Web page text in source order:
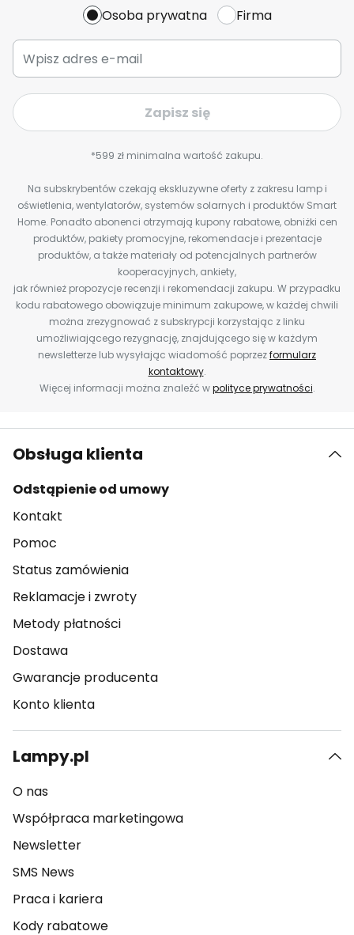
Osoba prywatna Firma
Zapisz się
*599 zł minimalna wartość zakupu.
Na subskrybentów czekają ekskluzywne oferty z zakresu lamp i
oświetlenia, wentylatorów, systemów solarnych i produktów Smart
Home. Ponadto abonenci otrzymają kupony rabatowe, obniżki cen
produktów, pakiety promocyjne, rekomendacje i prezentacje
produktów, a także materiały od potencjalnych partnerów
kooperacyjnych, ankiety,
jak również propozycje recenzji i rekomendacji zakupu. W przypadku
kodu rabatowego obowiązuje minimum zakupowe, w każdej chwili
można zrezygnować z subskrypcji korzystając z linku
umożliwiającego rezygnację, znajdującego się w każdym
newsletterze lub wysyłając wiadomość poprzezformularz
kontaktowy.
Więcej informacji można znaleźć wpolityce prywatności.
Obsługa klienta
Odstąpienie od umowy
Kontakt
Pomoc
Status zamówienia
Reklamacje i zwroty
Metody płatności
Dostawa
Gwarancje producenta
Konto klienta
Lampy.pl
O nas
Współpraca marketingowa
Newsletter
SMS News
Praca i kariera
Kody rabatowe